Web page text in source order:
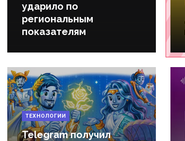
ударило по
региональным
показателям
ТЕХНОЛОГИИ
Telegram получил